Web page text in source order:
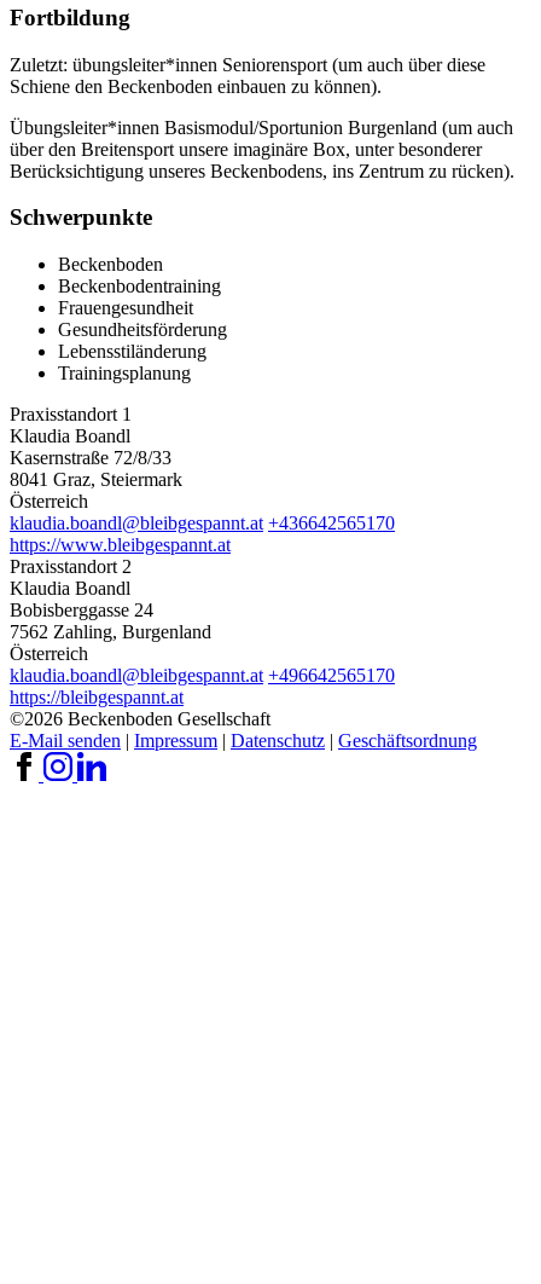
Fortbildung
Zuletzt: übungsleiter*innen Seniorensport (um auch über diese
Schiene den Beckenboden einbauen zu können).
Übungsleiter*innen Basismodul/Sportunion Burgenland (um auch
über den Breitensport unsere imaginäre Box, unter besonderer
Berücksichtigung unseres Beckenbodens, ins Zentrum zu rücken).
Schwerpunkte
Beckenboden
Beckenbodentraining
Frauengesundheit
Gesundheitsförderung
Lebensstiländerung
Trainingsplanung
Praxisstandort 1
Klaudia Boandl
Kasernstraße 72/8/33
8041 Graz, Steiermark
Österreich
klaudia.boandl@bleibgespannt.at +436642565170
https://www.bleibgespannt.at
Praxisstandort 2
Klaudia Boandl
Bobisberggasse 24
7562 Zahling, Burgenland
Österreich
klaudia.boandl@bleibgespannt.at +496642565170
https://bleibgespannt.at
©2026 Beckenboden Gesellschaft
E-Mail senden | Impressum | Datenschutz | Geschäftsordnung